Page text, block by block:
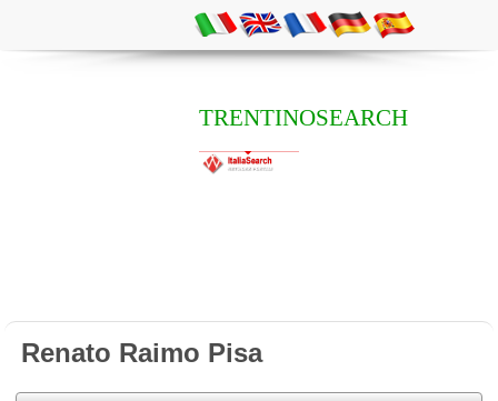
TRENTINOSEARCH
Renato Raimo Pisa